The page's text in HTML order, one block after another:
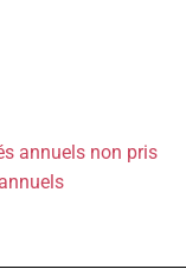
annuels non pris